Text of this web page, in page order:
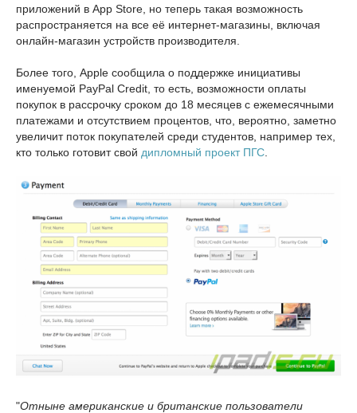
приложений в App Store, но теперь такая возможность
распространяется на все её интернет-магазины, включая
онлайн-магазин устройств производителя.
Более того, Apple сообщила о поддержке инициативы
именуемой PayPal Credit, то есть, возможности оплаты
покупок в рассрочку сроком до 18 месяцев с ежемесячными
платежами и отсутствием процентов, что, вероятно, заметно
увеличит поток покупателей среди студентов, например тех,
кто только готовит свой дипломный проект ПГС
"Отныне американские и британские пользователи